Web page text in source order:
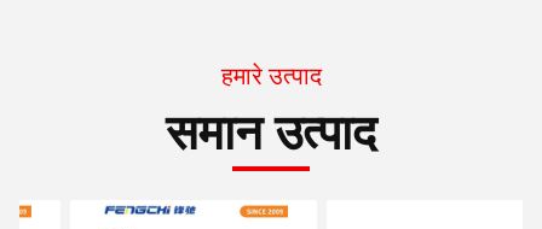
हमारे उत्पाद
समान उत्पाद